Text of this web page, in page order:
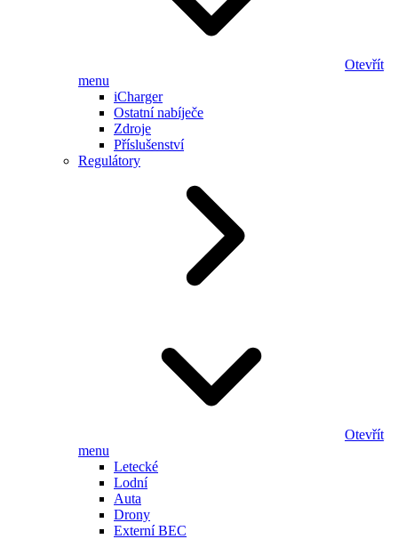
Otevřít
menu
iCharger
Ostatní nabíječe
Zdroje
Příslušenství
Regulátory
Otevřít
menu
Letecké
Lodní
Auta
Drony
Externí BEC